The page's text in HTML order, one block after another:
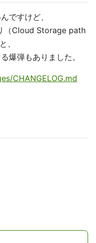
ですけど、
（Cloud Storage path
、
爆弾もありました。
CHANGELOG.md